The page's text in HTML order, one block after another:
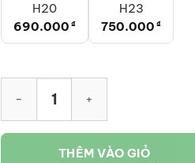
H20
690.000 ₫
H23
750.000 ₫
THÊM VÀO GIỎ